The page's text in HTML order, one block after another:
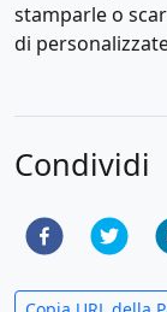
stamparle o
di
Condividi